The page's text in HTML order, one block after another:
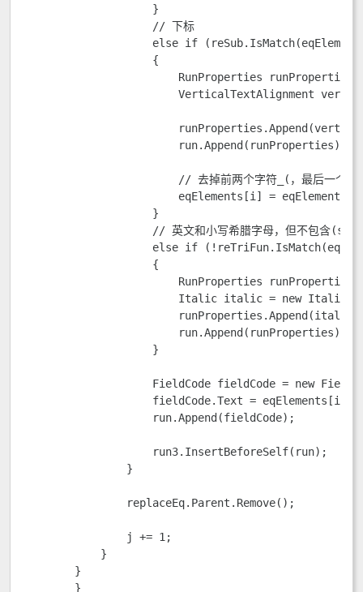
                    }
                    // 下标
else if
                    {
RunProperties runProperties
VerticalTextAlignment
                        run.Append(runProperties);
// 去掉前两个字符_(，最后一个字
eqElements[i] =
                    }
// 英文和小写希腊字母，但不包含(sin
else if
                    {
RunProperties runProperties
Italic italic = new
                        run.Append(runProperties);
                    }
FieldCode fieldCode = new
                    fieldCode.Text = eqElements[i];
                    run.Append(fieldCode);
                    run3.InsertBeforeSelf(run);
                }
                replaceEq.Parent.Remove();
                j += 1;
            }
        }